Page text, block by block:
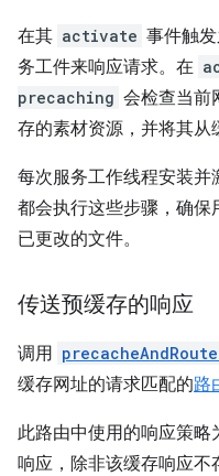
在其 activate 事件触
务工件来响应请求。在
precaching 会检查当前
存的素材资源，并将其从
每次服务工作线程安装并
都会执行这些步骤，确
已更改的文件。
传送预缓存的响应
调用
缓存网址的请求匹配的路
此路由中使用的响应策略
响应，除非该缓存响应